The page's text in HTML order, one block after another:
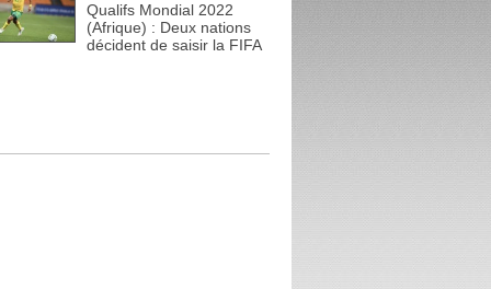
Qualifs Mondial 2022
(Afrique) : Deux nations
décident de saisir la FIFA